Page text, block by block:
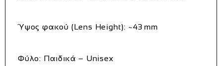
Ύψος φακού (Lens Height): ~43 mm
Φύλο: Παιδικά – Unisex